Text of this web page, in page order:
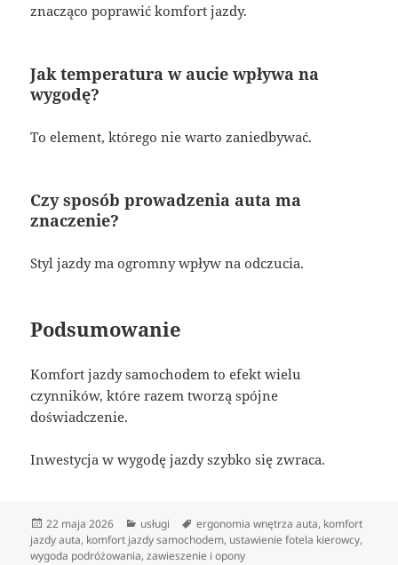
znacząco poprawić komfort jazdy.
Jak temperatura w aucie wpływa na
wygodę?
To element, którego nie warto zaniedbywać.
Czy sposób prowadzenia auta ma
znaczenie?
Styl jazdy ma ogromny wpływ na odczucia.
Podsumowanie
Komfort jazdy samochodem to efekt wielu
czynników, które razem tworzą spójne
doświadczenie.
Inwestycja w wygodę jazdy szybko się zwraca.
Data
publikacji
22 maja 2026 Kategorie
usługi Tagi
ergonomia wnętrza auta, komfort
jazdy auta, komfort jazdy samochodem, ustawienie fotela kierowcy,
wygoda podróżowania,zawieszenie i opony